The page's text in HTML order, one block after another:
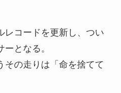
レコードを更新し、つい
となる。
その走りは「命を捨てて